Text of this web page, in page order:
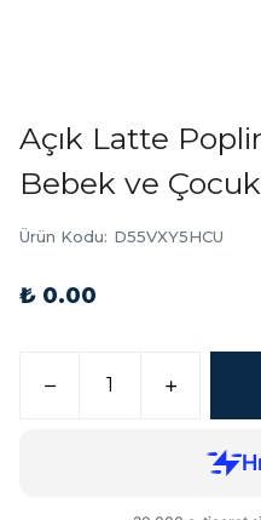
Açık Latte
Bebek ve
Ürün Kodu: D55VXY5HCU
₺ 0.00